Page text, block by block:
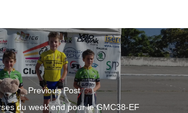
Previous Post
du week end pour le GMC38-EF